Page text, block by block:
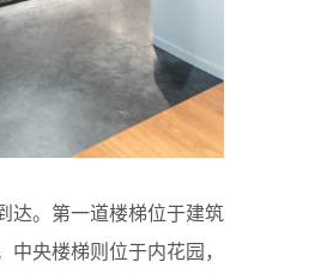
达。第一道楼梯位于建筑
央楼梯则位于内花园，